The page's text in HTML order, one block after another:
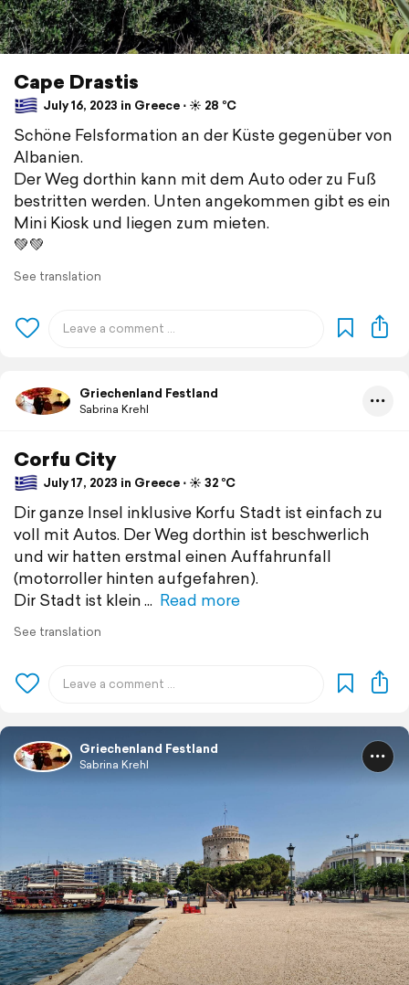
Cape Drastis
July 16, 2023 in Greece ⋅ ☀️ 28 °C
Schöne Felsformation an der Küste gegenüber von
Albanien.
Der Weg dorthin kann mit dem Auto oder zu Fuß
bestritten werden. Unten angekommen gibt es ein
Mini Kiosk und liegen zum mieten.
💚💚
See translation
Griechenland Festland
Sabrina Krehl
Corfu City
July 17, 2023 in Greece ⋅ ☀️ 32 °C
Dir ganze Insel inklusive Korfu Stadt ist einfach zu
voll mit Autos. Der Weg dorthin ist beschwerlich
und wir hatten erstmal einen Auffahrunfall
(motorroller hinten aufgefahren).
Dir Stadt ist klein
Read more
See translation
Griechenland Festland
Sabrina Krehl